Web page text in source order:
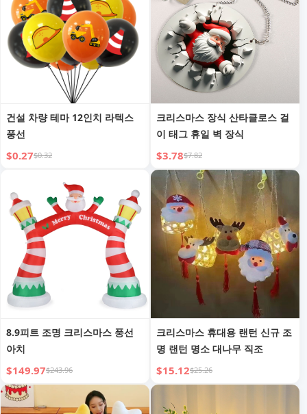
건설 차량 테마 12인치 라텍스
풍선
$0.27$0.32
크리스마스 장식 산타클로스 걸
이 태그 휴일 벽 장식
$3.78$7.82
8.9피트 조명 크리스마스 풍선
아치
$149.97$243.96
크리스마스 휴대용 랜턴 신규 조
명 랜턴 명소 대나무 직조
$15.12$25.26